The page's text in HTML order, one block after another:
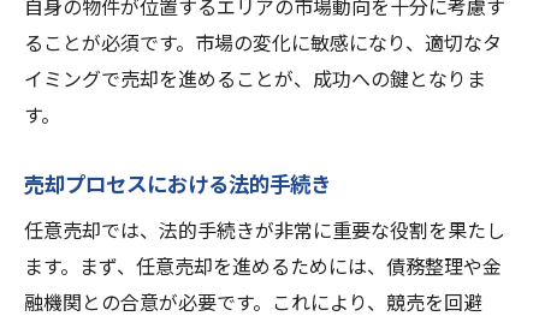
オンラインツールを活用した市場調査
専門家による評価の受け方
ィング戦略
ターゲットオーディエンスの特定
オンラインプラットフォームの活用法
魅力的なプロパティリスティング作成法
自身の物件が位置するエリアの市場動向を十分に考慮す
ることが必須です。市場の変化に敏感になり、適切なタ
イミングで売却を進めることが、成功への鍵となりま
す。
売却プロセスにおける法的手続き
任意売却では、法的手続きが非常に重要な役割を果たし
ます。まず、任意売却を進めるためには、債務整理や金
融機関との合意が必要です。これにより、競売を回避